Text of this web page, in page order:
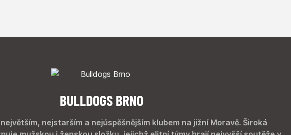
BULLDOGS BRNO
nejstarším a nejúspěšnějším klubem na jižní Moravě. Široká